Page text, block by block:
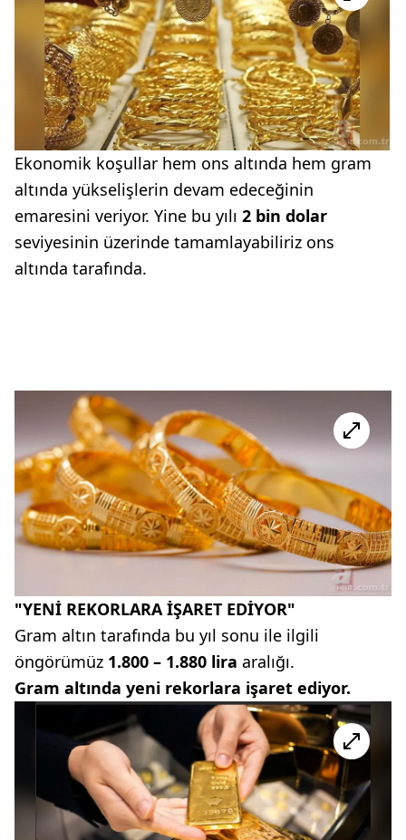
Ekonomik koşullar hem ons altında hem gram
altında yükselişlerin devam edeceğinin
emaresini veriyor. Yine bu yılı 2 bin dolar
seviyesinin üzerinde tamamlayabiliriz ons
altında tarafında.
"YENİ REKORLARA İŞARET EDİYOR"
Gram altın tarafında bu yıl sonu ile ilgili
öngörümüz 1.800 – 1.880 lira aralığı.
Gram altında yeni rekorlara işaret ediyor.